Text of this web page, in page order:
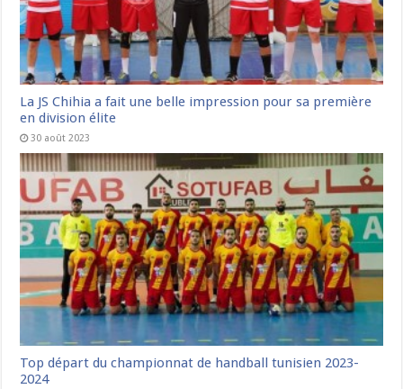
La JS Chihia a fait une belle impression pour sa première
en division élite
30 août 2023
Top départ du championnat de handball tunisien 2023-
2024